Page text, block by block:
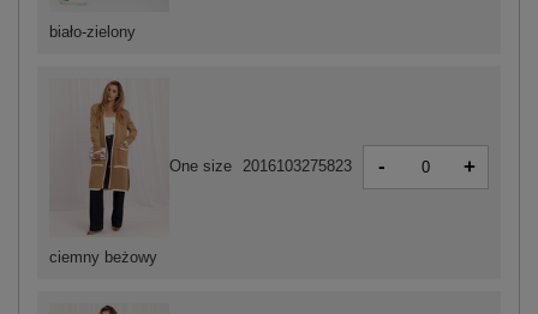
ciemny beżowy
One size 2016103275823 - +
biało-zielony